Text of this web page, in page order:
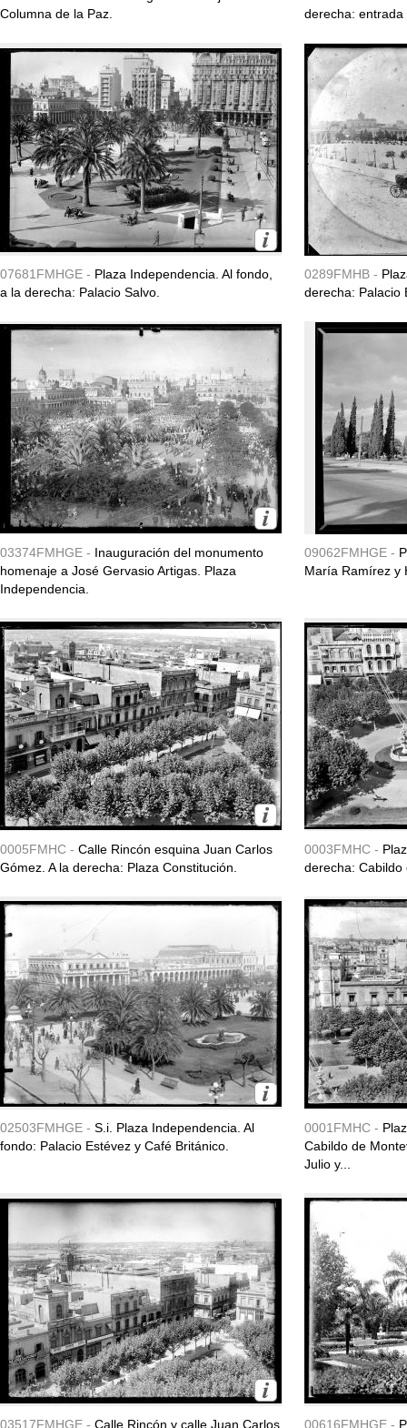
Columna de la Paz.
derecha:
07681FMHGE - Plaza Independencia. Al fondo,
a la derecha: Palacio Salvo.
0289FMHB -
derecha: Palacio
03374FMHGE - Inauguración del monumento
homenaje a José Gervasio Artigas. Plaza
Independencia.
09062FMHGE -
María Ramírez y
0005FMHC - Calle Rincón esquina Juan Carlos
Gómez. A la derecha: Plaza Constitución.
0003FMHC -
derecha: Cabildo
02503FMHGE - S.i. Plaza Independencia. Al
fondo: Palacio Estévez y Café Británico.
0001FMHC -
Cabildo de
Julio y...
03517FMHGE - Calle Rincón y calle Juan Carlos 00616FMHGE -